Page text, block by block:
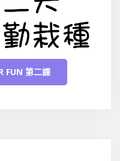
FUN 第二課